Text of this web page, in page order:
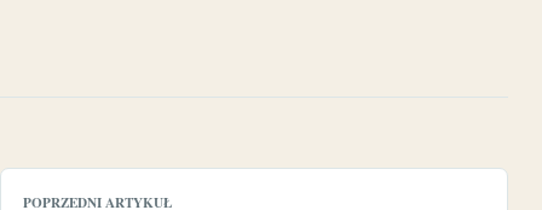
POPRZEDNI ARTYKUŁ